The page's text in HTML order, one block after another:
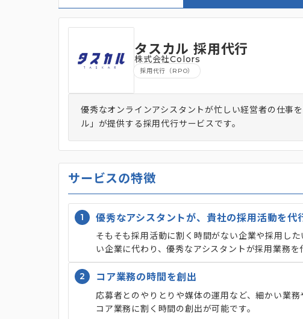
タスカル 採用代行
株式会社Colors
採用代行（RPO）
優秀なオンラインアシスタントが忙しい経営者の仕事
ル」が提供する採用代行サービスです。
サービスの特徴
1 優秀なアシスタントが、貴社の採用活動を代
そもそも採用活動に割く時間がない企業や採用し
い企業に代わり、優秀なアシスタントが採用業務を
2 コア業務の時間を創出
応募者とのやりとりや媒体の運用など、細かい業
コア業務に割く時間の創出が可能です。